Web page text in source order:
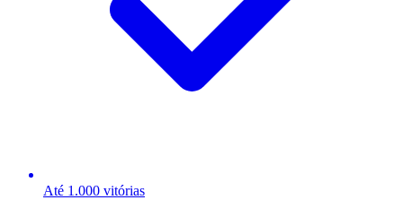
Até 1.000 vitórias